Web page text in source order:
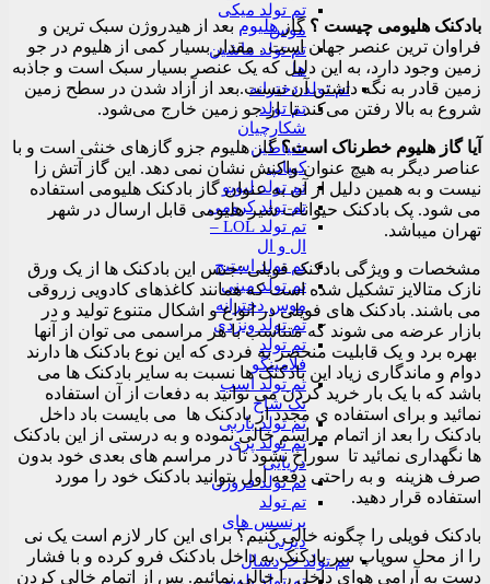
تم تولد میکی
موس
تم تولد ماشین
ها
تم تولد دخترانه
تم تولد
شکارچیان
شیاطین
کیپاپ
تم تولد لبوبو
تم تولد کرومی
تم تولد LOL –
ال و ال
تم تولد استیچ
تم تولد مینی
موس دخترانه
تم تولد ونزدی
تم تولد
فلامینگو
تم تولد اسب
تک شاخ
تم تولد باربی
تم تولد پری
دریایی
تم تولد فروزن
تم تولد
پرنسس های
دیزنی
تم تولد خردسال
بادکنک هلیومی چیست ؟ گازهلیوم بعد از هیدروژن سبک‌ ترین و
فراوان‌ ترین عنصر جهان است . مقدار بسیار کمی از هلیوم در جو
زمین وجود دارد، به این دلیل که یک عنصر بسیار سبک است و جاذبه
زمین قادر به نگه داشتن آن نیست.بعد از آزاد شدن در سطح زمین
شروع به بالا رفتن می‌کند تا از جو زمین خارج می‌شود.
آیا گاز هلیوم خطرناک است؟گاز هلیوم جزو گازهای خنثی است و با
عناصر دیگر به هیچ عنوان واکنش نشان نمی دهد. این گاز آتش زا
نیست و به همین دلیل از آن به عنوان گاز بادکنک هلیومی استفاده
می شود. پک بادکنک حیوانات شیر هلیومی قابل ارسال در شهر
تهران میباشد.
مشخصات و ویژگی بادکنک فویلی :جنس این بادکنک ها از یک ورق
نازک متالایز تشکیل شده است که همانند کاغذهای کادویی زروقی
می باشند. بادکنک های فویلی در انواع و اشکال متنوع تولید و در
بازار عرضه می شوند که متناسب با هر مراسمی می توان از آنها
بهره برد و یک قابلیت منحصر به فردی که این نوع بادکنک ها دارند
دوام و ماندگاری زیاد این بادکنک ها نسبت به سایر بادکنک ها می
باشد که با یک بار خرید کردن می توانید به دفعات از آن استفاده
نمائید و برای استفاده ی مجدد از بادکنک ها می بایست باد داخل
بادکنک را بعد از اتمام مراسم خالی نموده و به درستی از این بادکنک
ها نگهداری نمائید تا سوراخ نشود تا در مراسم های بعدی خود بدون
صرف هزینه و به راحتی دفعه اول بتوانید بادکنک خود را مورد
استفاده قرار دهید.
بادکنک فویلی را چگونه خالی کنیم؟ برای این کار لازم است یک نی
را از محل سوپاپ سر بادکنک به داخل بادکنک فرو کرده و با فشار
دست به آرامی هوای داخل را خالی نمائیم. پس از اتمام خالی کردن